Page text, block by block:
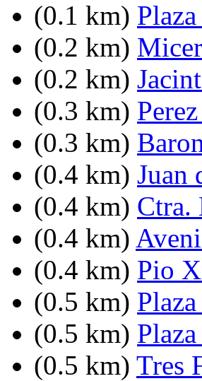
(0.1 km)
(0.2 km)
(0.2 km)
(0.3 km)
(0.3 km)
(0.4 km) Juan
(0.4 km) Ctra.
(0.4 km)
(0.4 km) Pio
(0.5 km)
(0.5 km)
(0.5 km) Tres